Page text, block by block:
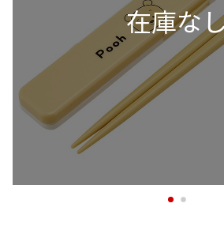
1 2